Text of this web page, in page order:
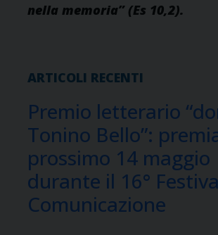
nella memoria” (Es 10,2).
ARTICOLI RECENTI
Premio letterario
Tonino Bello”:
prossimo 14 maggio
durante il 16°
Comunicazione